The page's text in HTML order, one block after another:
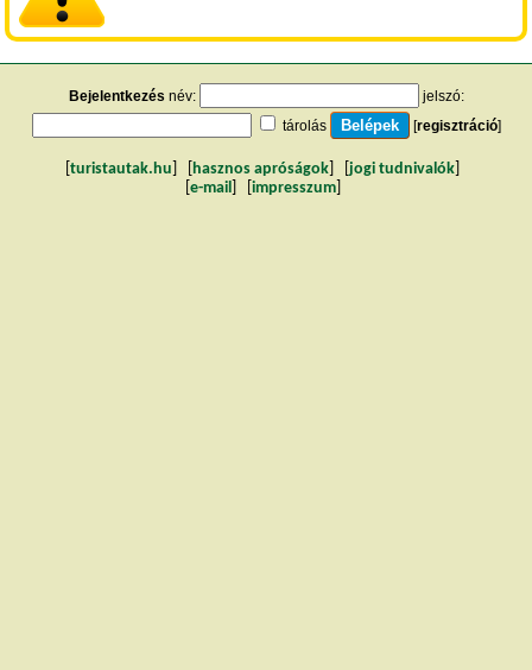
Bejelentkezés név:
jelszó:
tárolás
[regisztráció]
turistautak.hu hasznos apróságok jogi tudnivalók
e-mail impresszum]